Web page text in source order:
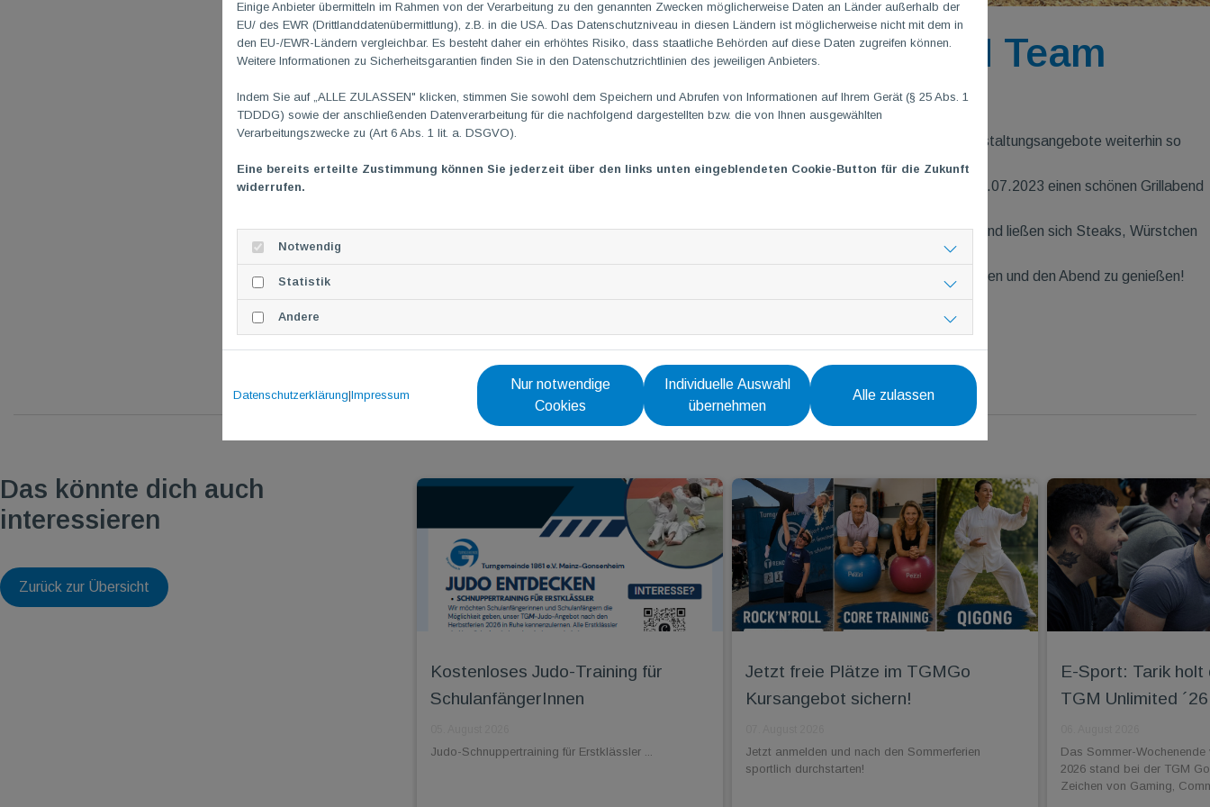
Ein Dankeschön an unser TGM Team
Sich ehrenamtlich zu engagieren ist heutzutage keine Selbstverständlichkeit.
Wir als Verein sind auf unsere Helfer angewiesen, damit wir unsere Sport-, Kurs- und Veranstaltungsangebote weiterhin so
anbieten können wie bisher.
Hierzu haben wir unseren Abteilungs-, Übungs-, Kursleitern, Helfern und Angestellten am 23.07.2023 einen schönen Grillabend
Rund 30 Leute unseres TGMTeams kamen in der Grillhütte im Lennebergwald zusammen und ließen sich Steaks, Würstchen
Primär ging es darum, einfach mal gemütlich zusammen zu sitzen, Erfahrungen auszutauschen und den Abend zu genießen!
Das könnte dich auch
interessieren
Zurück zur Übersicht
Kostenloses Judo-Training für
SchulanfängerInnen
Judo-Schnuppertraining für Erstklässler ...
Jetzt freie Plätze im TGMGo
Kursangebot sichern!
Jetzt anmelden und nach den Sommerferien
sportlich durchstarten!
E-Sport: Tarik holt
TGM Unlimited ´26
Das Sommer-Wochenende
2026 stand bei der TGM
Zeichen von Gaming,
Einige Anbieter übermitteln im Rahmen von der Verarbeitung zu den genannten Zwecken möglicherweise Daten an Länder außerhalb der
EU/ des EWR (Drittlanddatenübermittlung), z.B. in die USA. Das Datenschutzniveau in diesen Ländern ist möglicherweise nicht mit dem in
den EU-/EWR-Ländern vergleichbar. Es besteht daher ein erhöhtes Risiko, dass staatliche Behörden auf diese Daten zugreifen können.
Weitere Informationen zu Sicherheitsgarantien finden Sie in den Datenschutzrichtlinien des jeweiligen Anbieters.
Indem Sie auf „ALLE ZULASSEN" klicken, stimmen Sie sowohl dem Speichern und Abrufen von Informationen auf Ihrem Gerät (§ 25 Abs. 1
TDDDG) sowie der anschließenden Datenverarbeitung für die nachfolgend dargestellten bzw. die von Ihnen ausgewählten
Verarbeitungszwecke zu (Art 6 Abs. 1 lit. a. DSGVO).
Eine bereits erteilte Zustimmung können Sie jederzeit über den links unten eingeblendeten Cookie-Button für die Zukunft
widerrufen.
Notwendig
Statistik
Andere
Datenschutzerklärung|Impressum
Nur notwendige
Cookies
Individuelle Auswahl
übernehmen
Alle zulassen